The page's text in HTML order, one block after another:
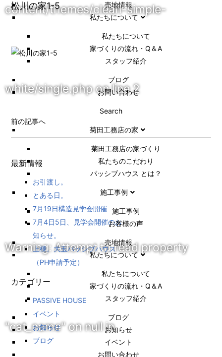
売地情報
私たちについて
私たちについて
家づくりの流れ・Q＆A
スタッフ紹介
ブログ
お問い合わせ
Search
菊田工務店の家
菊田工務店の家づくり​
私たちのこだわり
パッシブハウス とは？
施工事例
施⼯事例
お客様の声
売地情報
私たちについて
私たちについて
家づくりの流れ・Q＆A
スタッフ紹介
ブログ
お知らせ
イベント
お問い合わせ
content/themes/clean-simple-
white/single.phpon line2
Warning: Attempt to read property
"cat_name" on null in
松川の家1-5
前の記事へ
最新情報
お引渡し。
とある日。
7月19日構造見学会開催
7月4日5日、見学会開催のお
知らせ。
上棟。大玉パッシブハウス
（PH申請予定）
カテゴリー
PASSIVE HOUSE
イベント
お知らせ
ブログ